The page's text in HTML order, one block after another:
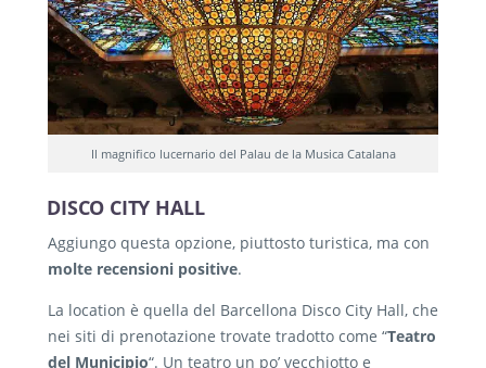
Il magnifico lucernario del Palau de la Musica Catalana
DISCO CITY HALL
Aggiungo questa opzione, piuttosto turistica, ma con
molte recensioni positive.
La location è quella del Barcellona Disco City Hall, che
nei siti di prenotazione trovate tradotto come “Teatro
del Municipio“. Un teatro un po’ vecchiotto e